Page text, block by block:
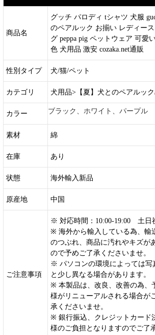
商品名
グッチ パロディ tシャツ 犬服
のペアルック お揃い レディー
グ peppa pig ペットウェア 可愛
色 犬用品 激安 cozaka.net通販
性別タイプ 犬/猫/ペット
カテゴリ 犬用品>【夏】犬とのペアルッ
カラー ブラック、ホワイト、パープル
素材 綿
在庫 あり
状態 海外輸入新品
原産地 中国
ご注意事項
※ 対応時間：10:00-19:00 土日
※ 海外から輸入している為、輸
のつぶれ、商品に汚れやキズが
ので予めご了承くださいませ。
※ パソコンの環境によっては写
と少し異なる場合があります。
※ 本製品は、改良、改善の為、
様がリニューアルされる場合が
承くださいませ。
※ 銀行振込、クレジットカード
様のご負担となりますのでご了